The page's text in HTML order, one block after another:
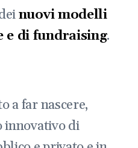
nuovi modelli
e di fundraising.
a far nascere,
innovativo di